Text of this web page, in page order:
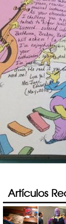
Artículos